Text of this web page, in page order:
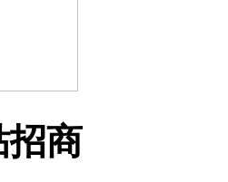
招商